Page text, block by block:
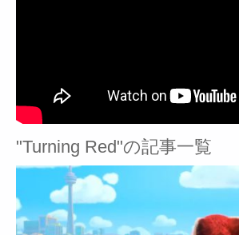
"Turning Red"の記事一覧